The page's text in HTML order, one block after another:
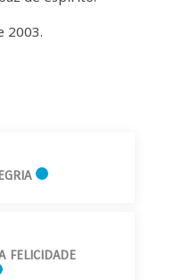
2003.
FELICIDADE